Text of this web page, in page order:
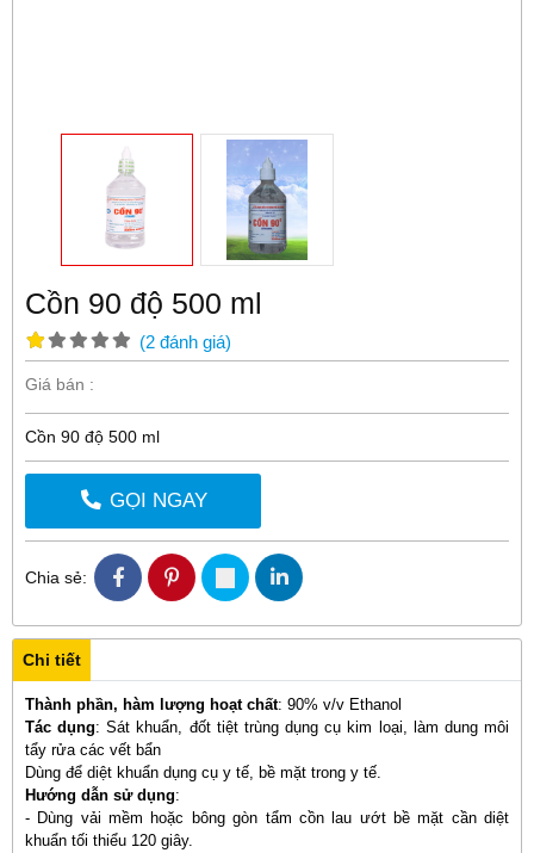
Cồn 90 độ 500 ml
(2 đánh giá)
Giá bán :
Cồn 90 độ 500 ml
GỌI NGAY
Chia sẻ:
Chi tiết
Thành phần, hàm lượng hoạt chất: 90% v/v Ethanol
Tác dụng: Sát khuẩn, đốt tiệt trùng dụng cụ kim loại, làm dung môi
tẩy rửa các vết bẩn
Dùng để diệt khuẩn dụng cụ y tế, bề mặt trong y tế.
Hướng dẫn sử dụng:
- Dùng vải mềm hoặc bông gòn tẩm cồn lau ướt bề mặt cần diệt
khuẩn tối thiểu 120 giây.